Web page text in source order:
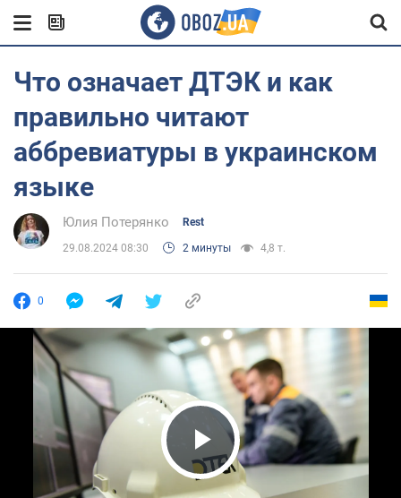
Что означает ДТЭК и как
правильно читают
аббревиатуры в украинском
языке
Юлия Потерянко Rest
29.08.2024 08:30 2 минуты 4,8 т.
0
Play Video